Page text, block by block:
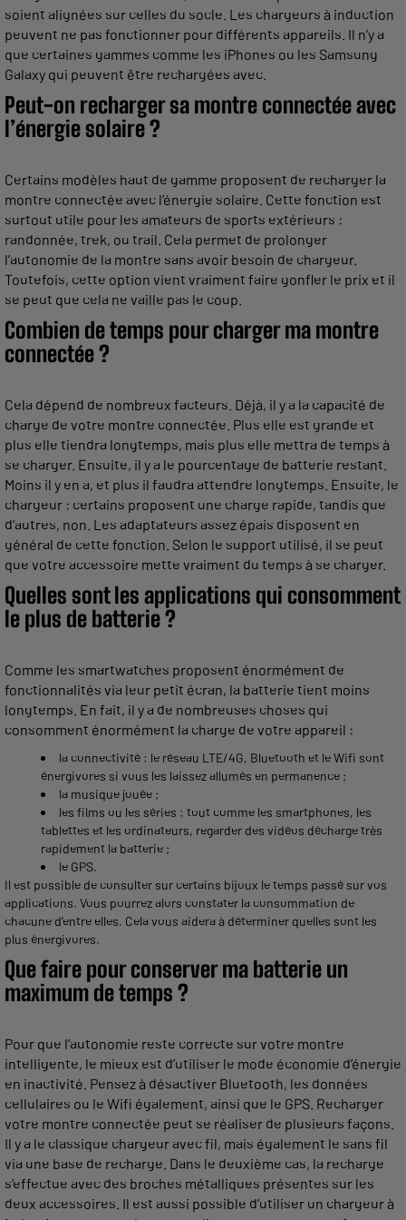
soient alignées sur celles du socle. Les chargeurs à induction
peuvent ne pas fonctionner pour différents appareils. Il n’y a
que certaines gammes comme les iPhones ou les Samsung
Galaxy qui peuvent être rechargées avec.
Peut-on recharger sa montre connectée avec
l’énergie solaire ?
Certains modèles haut de gamme proposent de recharger la
montre connectée avec l’énergie solaire. Cette fonction est
surtout utile pour les amateurs de sports extérieurs :
randonnée, trek, ou trail. Cela permet de prolonger
l’autonomie de la montre sans avoir besoin de chargeur.
Toutefois, cette option vient vraiment faire gonfler le prix et il
se peut que cela ne vaille pas le coup.
Combien de temps pour charger ma montre
connectée ?
Cela dépend de nombreux facteurs. Déjà, il y a la capacité de
charge de votre montre connectée. Plus elle est grande et
plus elle tiendra longtemps, mais plus elle mettra de temps à
se charger. Ensuite, il y a le pourcentage de batterie restant.
Moins il y en a, et plus il faudra attendre longtemps. Ensuite, le
chargeur : certains proposent une charge rapide, tandis que
d’autres, non. Les adaptateurs assez épais disposent en
général de cette fonction. Selon le support utilisé, il se peut
que votre accessoire mette vraiment du temps à se charger.
Quelles sont les applications qui consomment
le plus de batterie ?
Comme les smartwatches proposent énormément de
fonctionnalités via leur petit écran, la batterie tient moins
longtemps. En fait, il y a de nombreuses choses qui
consomment énormément la charge de votre appareil :
la connectivité : le réseau LTE/4G, Bluetooth et le Wifi sont
énergivores si vous les laissez allumés en permanence ;
la musique jouée ;
les films ou les séries : tout comme les smartphones, les
tablettes et les ordinateurs, regarder des vidéos décharge très
rapidement la batterie ;
le GPS.
Il est possible de consulter sur certains bijoux le temps passé sur vos
applications. Vous pourrez alors constater la consommation de
chacune d’entre elles. Cela vous aidera à déterminer quelles sont les
plus énergivores.
Que faire pour conserver ma batterie un
maximum de temps ?
Pour que l’autonomie reste correcte sur votre montre
intelligente, le mieux est d’utiliser le mode économie d’énergie
en inactivité. Pensez à désactiver Bluetooth, les données
cellulaires ou le Wifi également, ainsi que le GPS. Recharger
votre montre connectée peut se réaliser de plusieurs façons.
Il y a le classique chargeur avec fil, mais également le sans fil
via une base de recharge. Dans le deuxième cas, la recharge
s’effectue avec des broches métalliques présentes sur les
deux accessoires. Il est aussi possible d’utiliser un chargeur à